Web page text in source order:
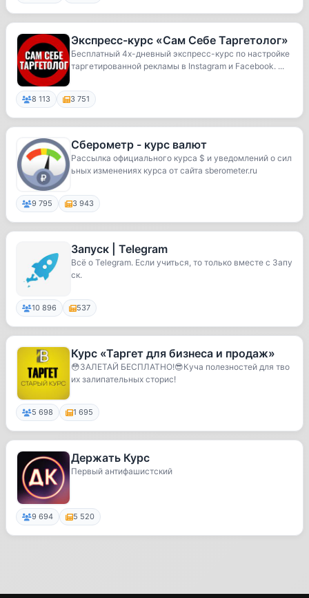
Экспресс-курс «Сам Себе Таргетолог»
Бесплатный 4х-дневный экспресс-курс по настройке
таргетированной рекламы в Instagram и Facebook. ...
8 113 3 751
Сберометр - курс валют
Рассылка официального курса $ и уведомлений о сил
ьных изменениях курса от сайта sberometer.ru
9 795 3 943
Запуск | Telegram
Всё о Telegram. Если учиться, то только вместе с Запу
ск.
10 896 537
Курс «Таргет для бизнеса и продаж»
😳ЗАЛЕТАЙ БЕСПЛАТНО!😎Куча полезностей для тво
их залипательных сторис!
5 698 1 695
Держать Курс
Первый антифашистский
9 694 5 520